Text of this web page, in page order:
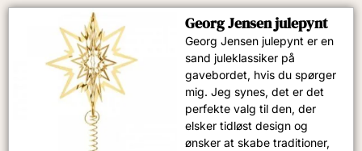
Georg Jensen julepynt
Georg Jensen julepynt er en
sand juleklassiker på
gavebordet, hvis du spørger
mig. Jeg synes, det er det
perfekte valg til den, der
elsker tidløst design og
ønsker at skabe traditioner,